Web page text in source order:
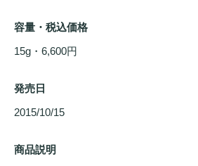
容量・税込価格
15g・6,600円
発売日
2015/10/15
商品説明